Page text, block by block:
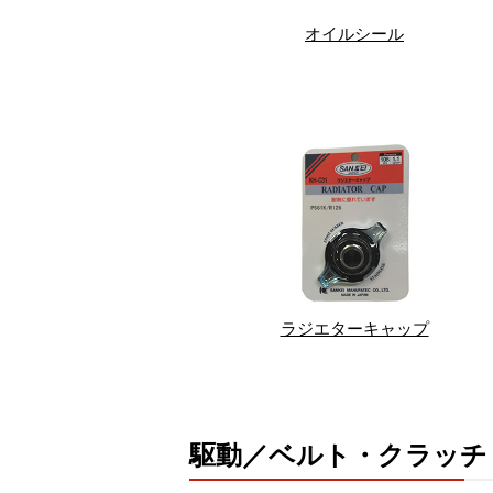
オイルシール
ラジエターキャップ
駆動／ベルト・クラッチ